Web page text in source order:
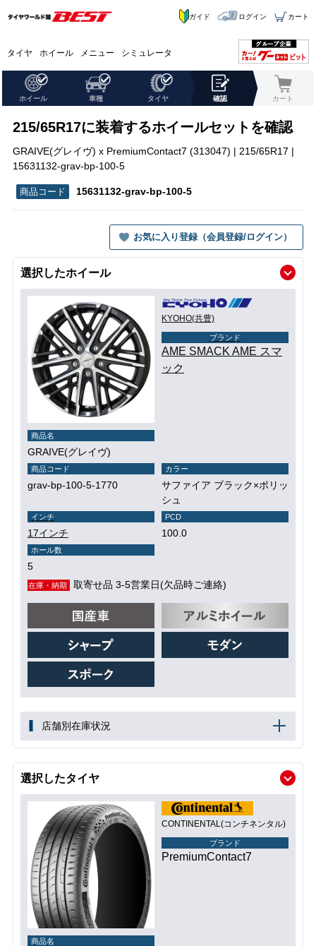
タイヤ ホイール メニュー シミュレータ
ガイド ログイン カート
ホイール 車種 タイヤ 確認 カート
215/65R17に装着するホイールセットを確認
GRAIVE(グレイヴ) x PremiumContact7 (313047) | 215/65R17 |
15631132-grav-bp-100-5
15631132-grav-bp-100-5
お気に入り登録（会員登録/ログイン）
選択したホイール
KYOHO(共豊)
ブランド
AME SMACK AME スマ
ック
商品名
GRAIVE(グレイヴ)
商品コード
grav-bp-100-5-1770
カラー
サファイア ブラック×ポリッ
シュ
インチ
17インチ
PCD
100.0
ホール数
5
在庫・納期 取寄せ品 3-5営業日(欠品時ご連絡)
店舗別在庫状況
選択したタイヤ
CONTINENTAL(コンチネンタル)
ブランド
PremiumContact7
商品名